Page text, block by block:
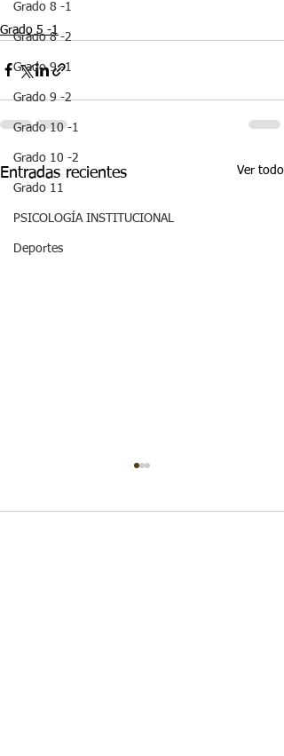
Grado 8 -1
Grado 8 -2
Grado 9 -1
Grado 9 -2
Grado 10 -1
Grado 10 -2
Grado 11
PSICOLOGÍA INSTITUCIONAL
Deportes
Grado 5 -1
Entradas recientes Ver todo
ESTA IMPORTANTE